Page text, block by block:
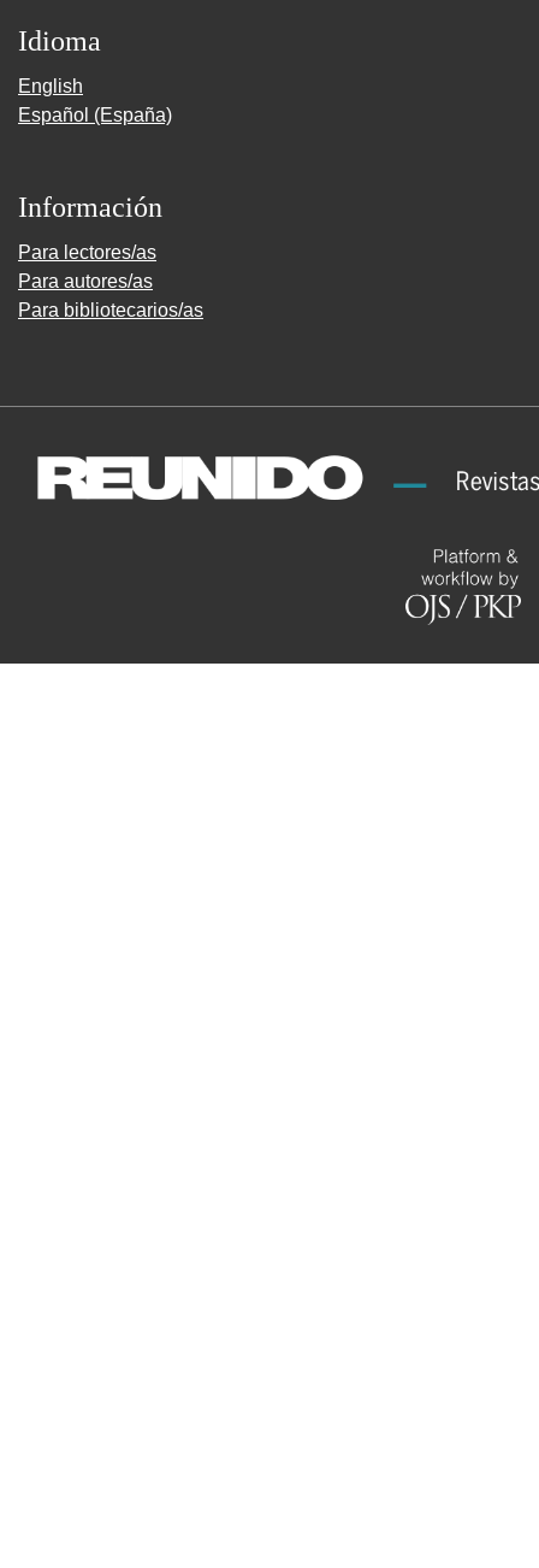
Idioma
English
Español (España)
Información
Para lectores/as
Para autores/as
Para bibliotecarios/as